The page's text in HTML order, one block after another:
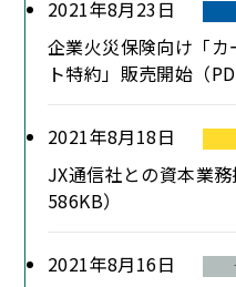
2021年8月23日
企業火災保険向け「
ト特約」販売開始（
2021年8月18日
JX通信社との資本業
586KB）
2021年8月16日